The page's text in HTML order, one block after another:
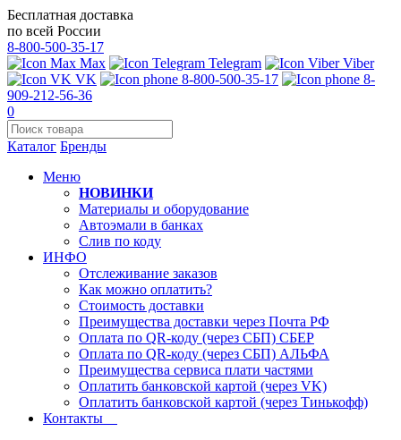
Бесплатная доставка
по всей России
8-800-500-35-17
Max
Telegram
Viber
VK
8-800-500-35-17
8-
909-212-56-36
0
Каталог Бренды
Меню
НОВИНКИ
Материалы и оборудование
Автоэмали в банках
Слив по коду
ИНФО
Отслеживание заказов
Как можно оплатить?
Стоимость доставки
Преимущества доставки через Почта РФ
Оплата по QR-коду (через СБП) СБЕР
Оплата по QR-коду (через СБП) АЛЬФА
Преимущества сервиса плати частями
Оплатить банковской картой (через VK)
Оплатить банковской картой (через Тинькофф)
Контакты